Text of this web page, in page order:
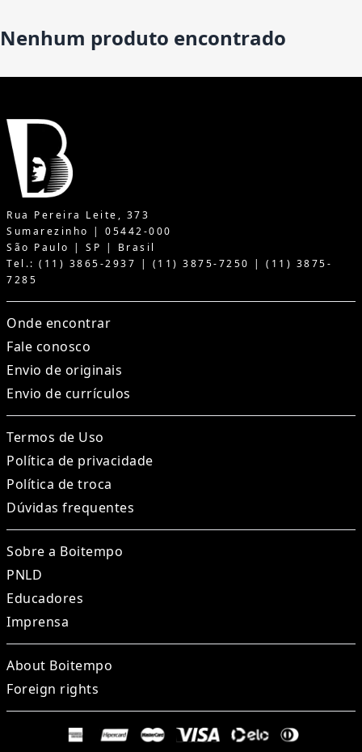
Nenhum produto encontrado
Rua Pereira Leite, 373
Sumarezinho | 05442-000
São Paulo | SP | Brasil
Tel.: (11) 3865-2937 | (11) 3875-7250 | (11) 3875-
7285
Onde encontrar
Fale conosco
Envio de originais
Envio de currículos
Termos de Uso
Política de privacidade
Política de troca
Dúvidas frequentes
Sobre a Boitempo
PNLD
Educadores
Imprensa
About Boitempo
Foreign rights